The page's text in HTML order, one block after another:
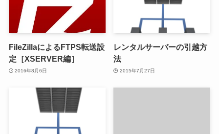
FileZillaによるFTPS転送設
定［XSERVER編］
2016年8月6日
レンタルサーバーの引越方
法
2015年7月27日